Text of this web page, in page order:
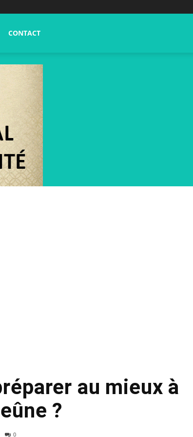
CONTACT
au mieux à
?
0